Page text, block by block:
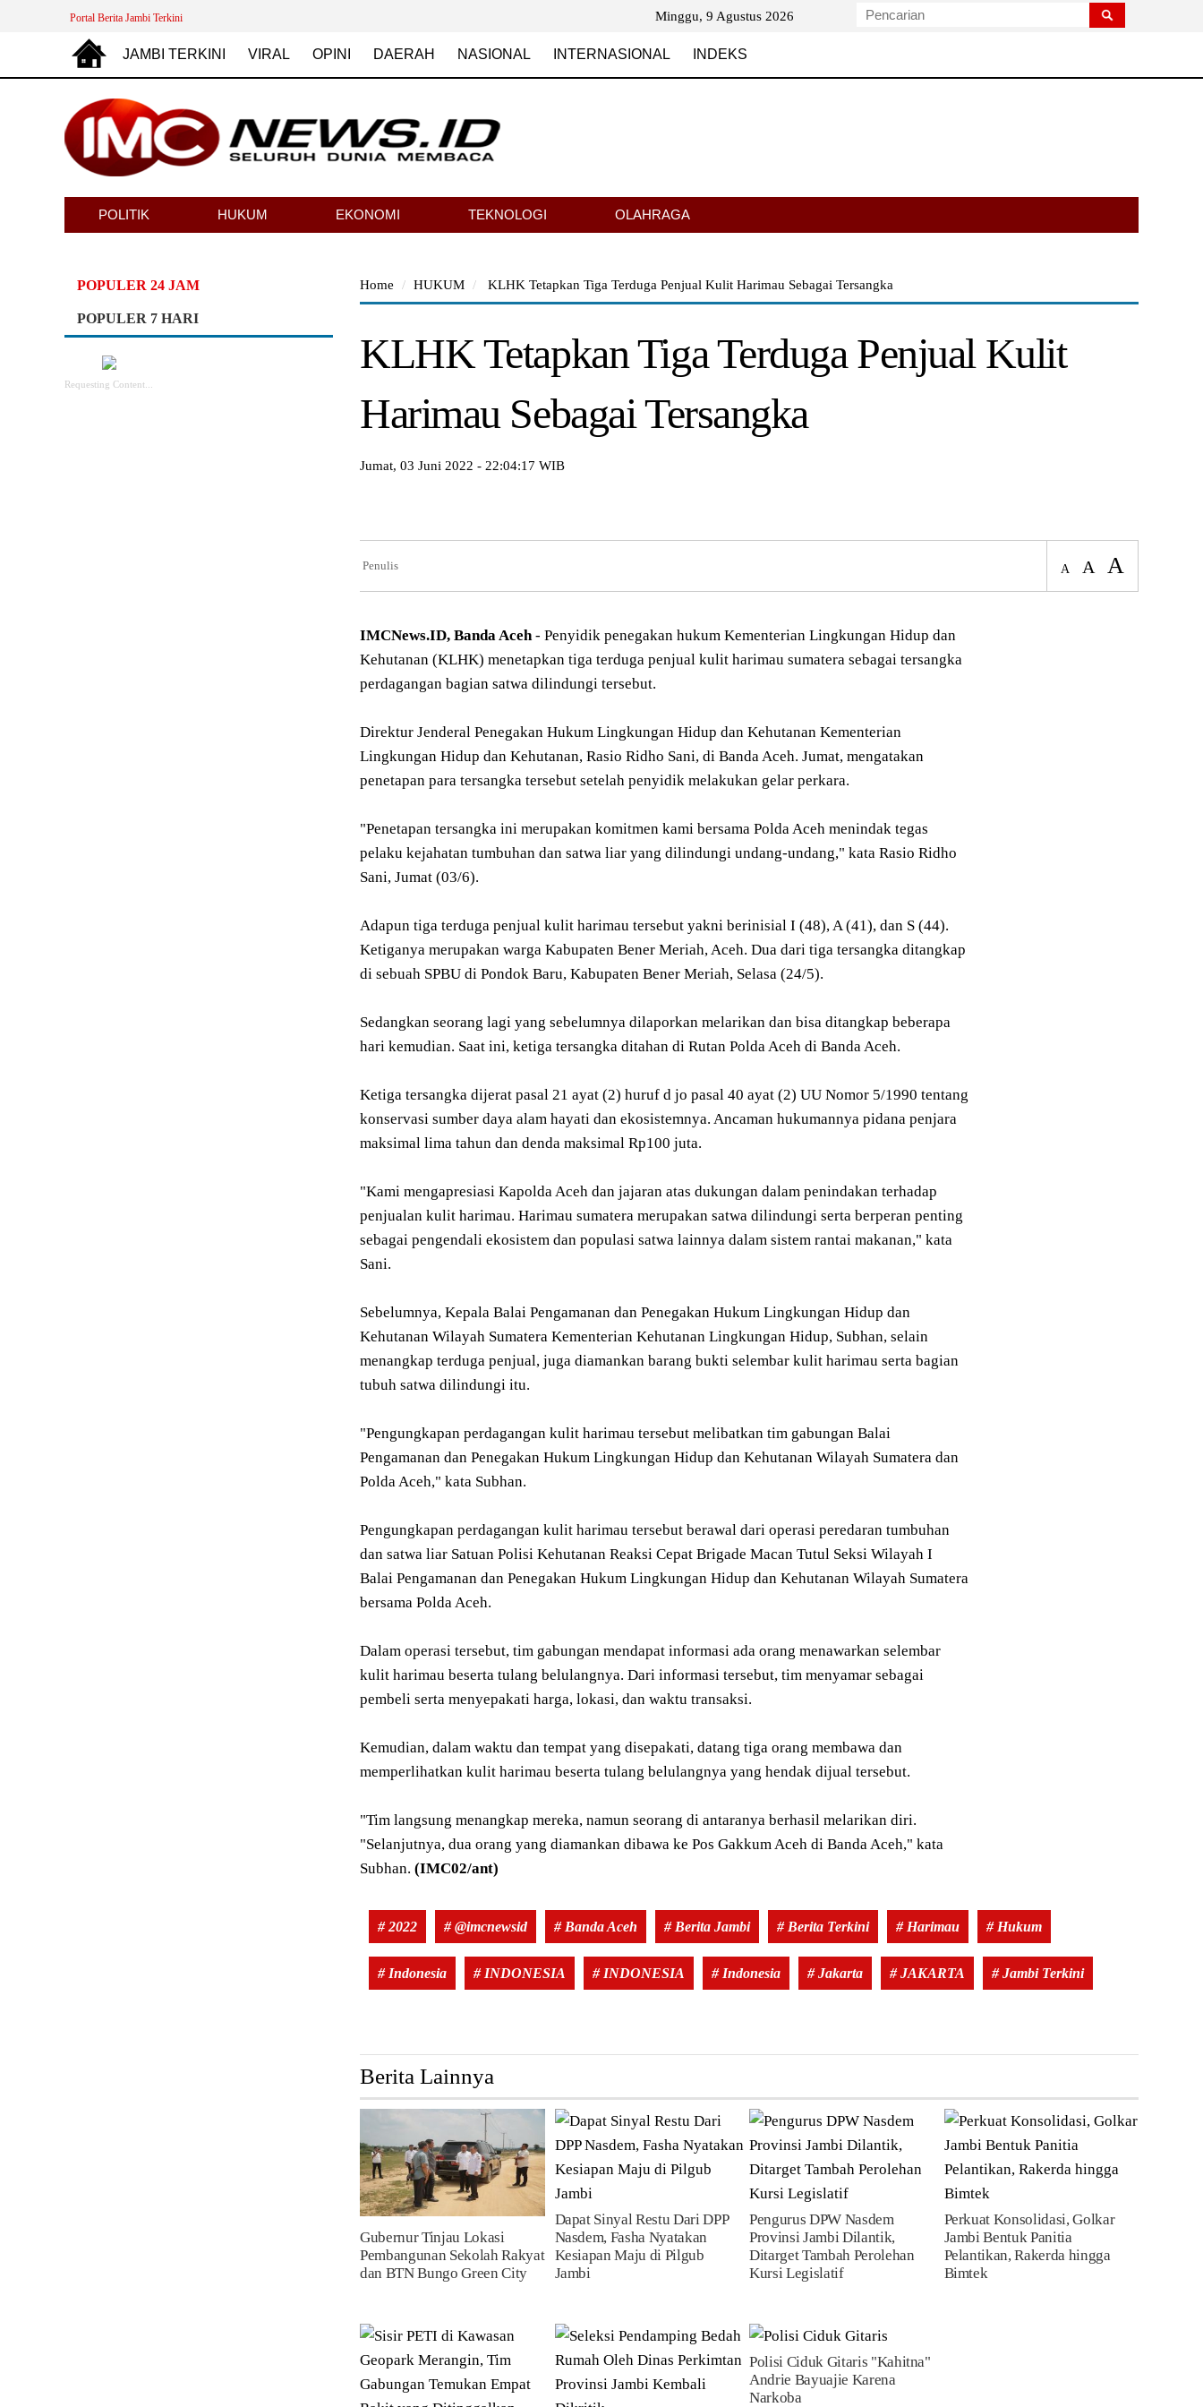
Portal Berita Jambi Terkini Minggu, 9 Agustus 2026
JAMBI TERKINI VIRAL OPINI DAERAH NASIONAL INTERNASIONAL INDEKS
POLITIK HUKUM EKONOMI TEKNOLOGI OLAHRAGA
POPULER 24 JAM
POPULER 7 HARI
Requesting Content...
Home HUKUM KLHK Tetapkan Tiga Terduga Penjual Kulit Harimau Sebagai Tersangka
KLHK Tetapkan Tiga Terduga Penjual Kulit
Harimau Sebagai Tersangka
Jumat, 03 Juni 2022 - 22:04:17 WIB
Penulis A A A
IMCNews.ID, Banda Aceh- Penyidik penegakan hukum Kementerian Lingkungan Hidup dan
Kehutanan (KLHK) menetapkan tiga terduga penjual kulit harimau sumatera sebagai tersangka
perdagangan bagian satwa dilindungi tersebut.
Direktur Jenderal Penegakan Hukum Lingkungan Hidup dan Kehutanan Kementerian
Lingkungan Hidup dan Kehutanan, Rasio Ridho Sani, di Banda Aceh. Jumat, mengatakan
penetapan para tersangka tersebut setelah penyidik melakukan gelar perkara.
"Penetapan tersangka ini merupakan komitmen kami bersama Polda Aceh menindak tegas
pelaku kejahatan tumbuhan dan satwa liar yang dilindungi undang-undang," kata Rasio Ridho
Sani, Jumat (03/6).
Adapun tiga terduga penjual kulit harimau tersebut yakni berinisial I (48), A (41), dan S (44).
Ketiganya merupakan warga Kabupaten Bener Meriah, Aceh. Dua dari tiga tersangka ditangkap
di sebuah SPBU di Pondok Baru, Kabupaten Bener Meriah, Selasa (24/5).
Sedangkan seorang lagi yang sebelumnya dilaporkan melarikan dan bisa ditangkap beberapa
hari kemudian. Saat ini, ketiga tersangka ditahan di Rutan Polda Aceh di Banda Aceh.
Ketiga tersangka dijerat pasal 21 ayat (2) huruf d jo pasal 40 ayat (2) UU Nomor 5/1990 tentang
konservasi sumber daya alam hayati dan ekosistemnya. Ancaman hukumannya pidana penjara
maksimal lima tahun dan denda maksimal Rp100 juta.
"Kami mengapresiasi Kapolda Aceh dan jajaran atas dukungan dalam penindakan terhadap
penjualan kulit harimau. Harimau sumatera merupakan satwa dilindungi serta berperan penting
sebagai pengendali ekosistem dan populasi satwa lainnya dalam sistem rantai makanan," kata
Sani.
Sebelumnya, Kepala Balai Pengamanan dan Penegakan Hukum Lingkungan Hidup dan
Kehutanan Wilayah Sumatera Kementerian Kehutanan Lingkungan Hidup, Subhan, selain
menangkap terduga penjual, juga diamankan barang bukti selembar kulit harimau serta bagian
tubuh satwa dilindungi itu.
"Pengungkapan perdagangan kulit harimau tersebut melibatkan tim gabungan Balai
Pengamanan dan Penegakan Hukum Lingkungan Hidup dan Kehutanan Wilayah Sumatera dan
Polda Aceh," kata Subhan.
Pengungkapan perdagangan kulit harimau tersebut berawal dari operasi peredaran tumbuhan
dan satwa liar Satuan Polisi Kehutanan Reaksi Cepat Brigade Macan Tutul Seksi Wilayah I
Balai Pengamanan dan Penegakan Hukum Lingkungan Hidup dan Kehutanan Wilayah Sumatera
bersama Polda Aceh.
Dalam operasi tersebut, tim gabungan mendapat informasi ada orang menawarkan selembar
kulit harimau beserta tulang belulangnya. Dari informasi tersebut, tim menyamar sebagai
pembeli serta menyepakati harga, lokasi, dan waktu transaksi.
Kemudian, dalam waktu dan tempat yang disepakati, datang tiga orang membawa dan
memperlihatkan kulit harimau beserta tulang belulangnya yang hendak dijual tersebut.
"Tim langsung menangkap mereka, namun seorang di antaranya berhasil melarikan diri.
"Selanjutnya, dua orang yang diamankan dibawa ke Pos Gakkum Aceh di Banda Aceh," kata
Subhan. (IMC02/ant)
# 2022 # @imcnewsid # Banda Aceh # Berita Jambi # Berita Terkini # Harimau # Hukum
# Indonesia # INDONESIA # INDONESIA # Indonesia # Jakarta # JAKARTA # Jambi Terkini
Berita Lainnya
Gubernur Tinjau Lokasi
Pembangunan Sekolah Rakyat
dan BTN Bungo Green City
Dapat Sinyal Restu Dari DPP
Nasdem, Fasha Nyatakan
Kesiapan Maju di Pilgub
Jambi
Pengurus DPW Nasdem
Provinsi Jambi Dilantik,
Ditarget Tambah Perolehan
Kursi Legislatif
Perkuat Konsolidasi, Golkar
Jambi Bentuk Panitia
Pelantikan, Rakerda hingga
Bimtek
Polisi Ciduk Gitaris "Kahitna"
Andrie Bayuajie Karena
Narkoba